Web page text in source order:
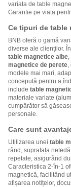
variata de table
Garantie pe viata
Ce tipuri de table
BNB oferă o gamă
diverse ale clienților.
table magnetice albe,
magnetice de perete,
modele mai mari,
concepută pentru a
include table
materiale variate
cumpărător să
personale.
Care sunt
Utilizarea unei table
rând, suprafața
repetate, asigurând
Caracteristica 2-în-1
magnetică, facilitând
afișarea notițelor,